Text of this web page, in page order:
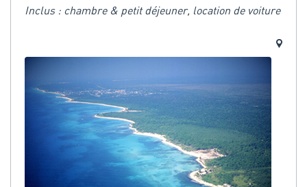
Inclus : chambre & petit déjeuner, location de voiture